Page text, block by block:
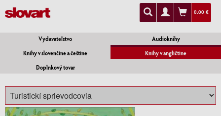
0.00 €
Vydavateľstvo
Audioknihy
Knihy v slovenčine a češtine
Knihy v angličtine
Doplnkový tovar